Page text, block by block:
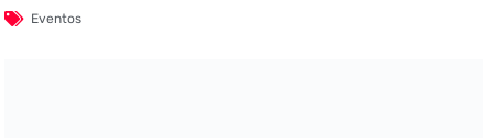
Eventos